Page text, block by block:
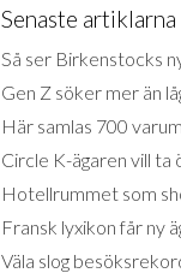
Senaste artiklarna
Så ser Birkenstocks
Gen Z söker mer än
Här samlas 700
Circle K-ägaren vill ta
Hotellrummet som
Fransk lyxikon får ny
Väla slog